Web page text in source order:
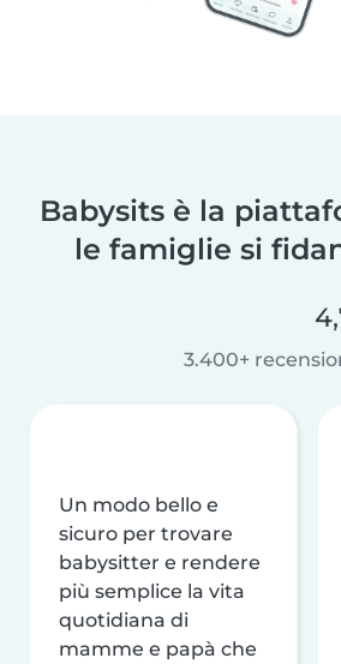
Babysits è la
le famiglie si
3.400+
Un modo bello e
sicuro per trovare
babysitter e rendere
più semplice la vita
quotidiana di
mamme e papà che